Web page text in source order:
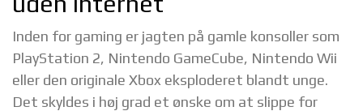
Inden for gaming er jagten på gamle konsoller som
PlayStation 2, Nintendo GameCube, Nintendo Wii
eller den originale Xbox eksploderet blandt unge.
Det skyldes i høj grad et ønske om at slippe for